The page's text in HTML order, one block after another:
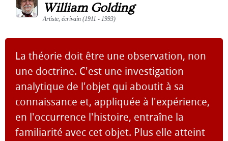
William Golding
Artiste, écrivain (1911 - 1993)
La théorie doit être une observation, non
une doctrine. C'est une investigation
analytique de l'objet qui aboutit à sa
connaissance et, appliquée à l'expérience,
en l'occurrence l'histoire, entraîne la
familiarité avec cet objet. Plus elle atteint